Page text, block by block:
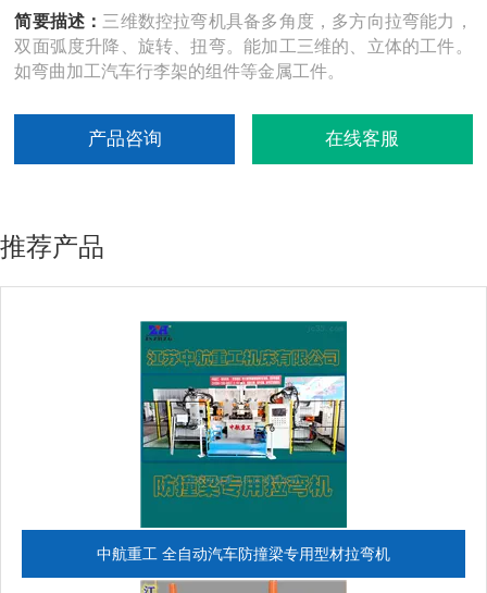
简要描述： 三维数控拉弯机具备多角度，多方向拉弯能力，
双面弧度升降、旋转、扭弯。能加工三维的、立体的工件。
如弯曲加工汽车行李架的组件等金属工件。
产品咨询 在线客服
推荐产品
中航重工 全自动汽车防撞梁专用型材拉弯机